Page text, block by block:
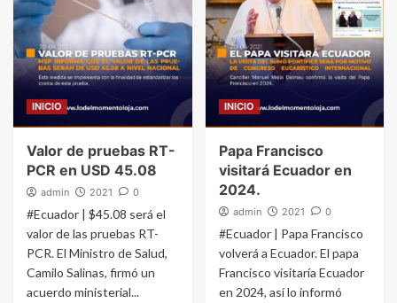
INICIO
Valor de pruebas RT-
PCR en USD 45.08
admin 2021 0
#Ecuador | $45.08 será el
valor de las pruebas RT-
PCR. El Ministro de Salud,
Camilo Salinas, firmó un
acuerdo ministerial...
INICIO
Papa Francisco
visitará Ecuador en
2024.
admin 2021 0
#Ecuador | Papa Francisco
volverá a Ecuador. El papa
Francisco visitaría Ecuador
en 2024, así lo informó